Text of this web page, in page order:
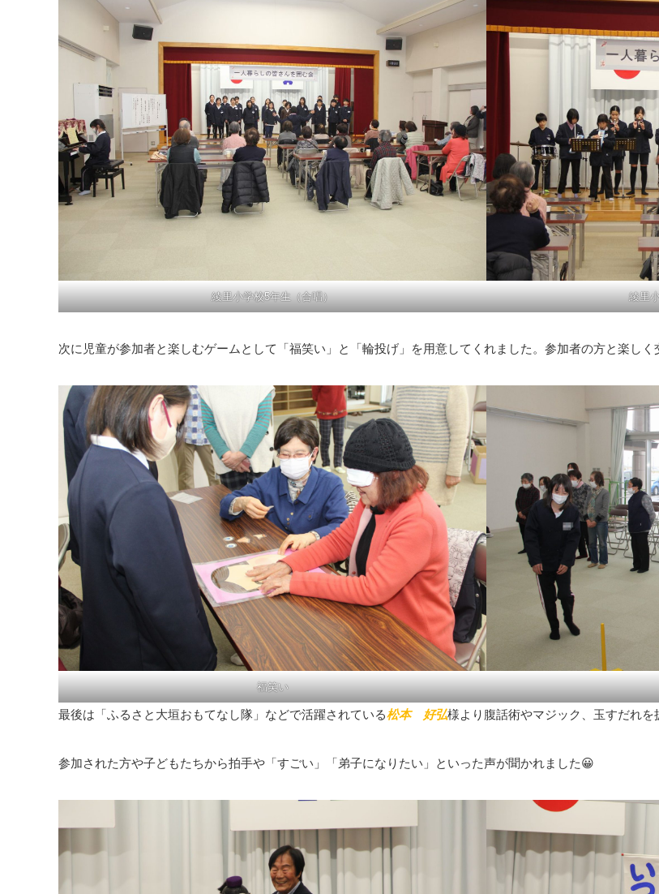
綾里小学校5年生（合唱） 綾里
次に児童が参加者と楽しむゲームとして「福笑い」と「輪投げ」を用意してくれました。参加者の方と楽し
福笑い
最後は「ふるさと大垣おもてなし隊」などで活躍されている松本 好弘様より腹話術やマジック、玉すだれを
参加された方や子どもたちから拍手や「すごい」「弟子になりたい」といった声が聞かれました😀